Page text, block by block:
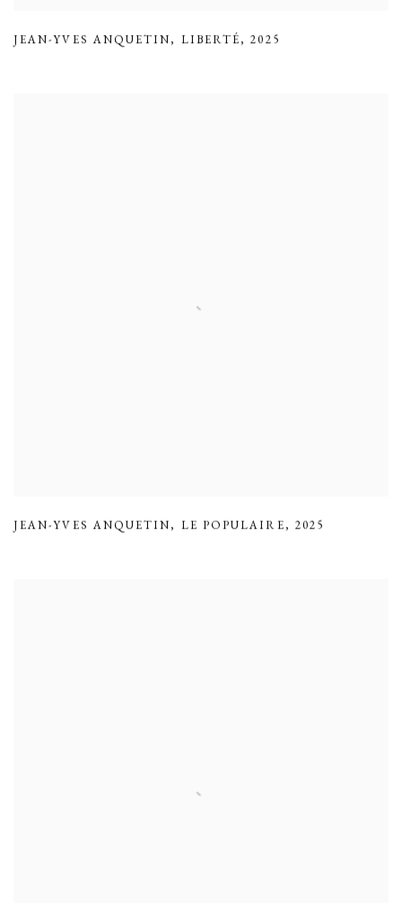
JEAN-YVES ANQUETIN, LIBERTÉ,2025
JEAN-YVES ANQUETIN, LE POPULAIRE, 2025